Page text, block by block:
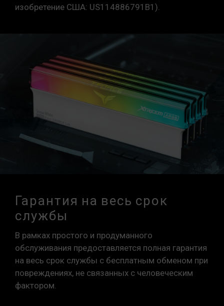
изобретение США: US114886791B1).
Гарантия на весь срок
службы
В рамках простого и продуманного
обслуживания предоставляется полная гарантия
на весь срок службы с бесплатным обменом при
повреждениях, не связанных с человеческим
фактором.